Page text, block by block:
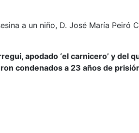
a un niño, D. José María Peiró
apodado ‘el carnicero’ y del
condenados a 23 años de